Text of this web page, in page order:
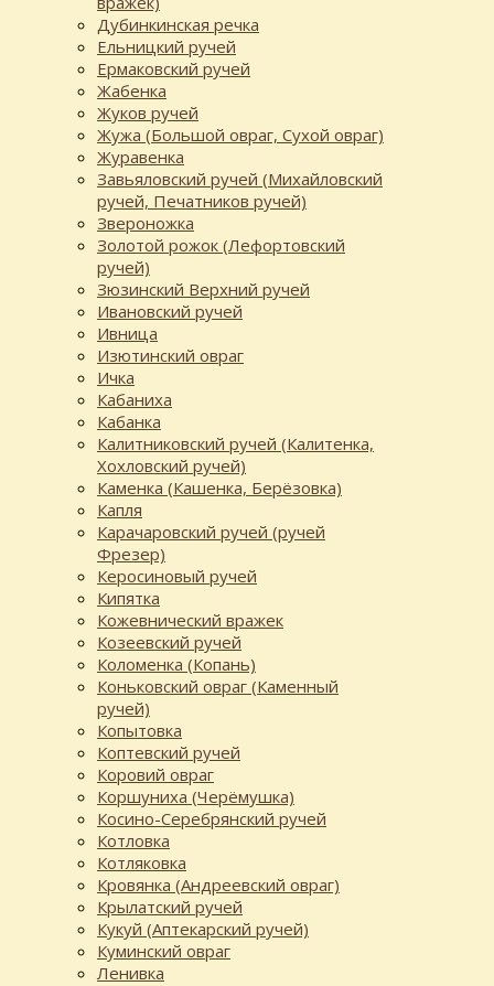
Дубинкинская речка
Ельницкий ручей
Ермаковский ручей
Жабенка
Жуков ручей
Жужа (Большой овраг, Сухой овраг)
Журавенка
Завьяловский ручей (Михайловский
ручей, Печатников ручей)
Звероножка
Золотой рожок (Лефортовский
ручей)
Зюзинский Верхний ручей
Ивановский ручей
Ивница
Изютинский овраг
Ичка
Кабаниха
Кабанка
Калитниковский ручей (Калитенка,
Хохловский ручей)
Каменка (Кашенка, Берёзовка)
Капля
Карачаровский ручей (ручей
Фрезер)
Керосиновый ручей
Кипятка
Кожевнический вражек
Козеевский ручей
Коломенка (Копань)
Коньковский овраг (Каменный
ручей)
Копытовка
Коптевский ручей
Коровий овраг
Коршуниха (Черёмушка)
Косино-Серебрянский ручей
Котловка
Котляковка
Кровянка (Андреевский овраг)
Крылатский ручей
Кукуй (Аптекарский ручей)
Куминский овраг
Ленивка